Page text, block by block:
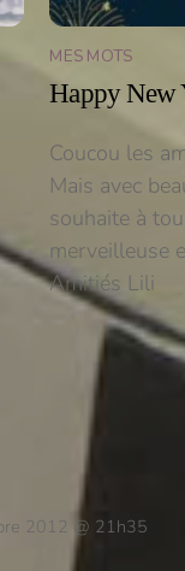
MES MOTS
Happy New
Coucou les
Mais avec
souhaite à
merveilleuse
Amitiés
2012 @ 21h35